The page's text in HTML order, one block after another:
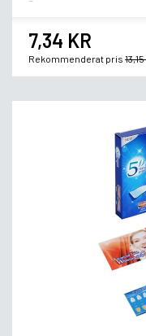
7,34 KR
Rekommenderat pris